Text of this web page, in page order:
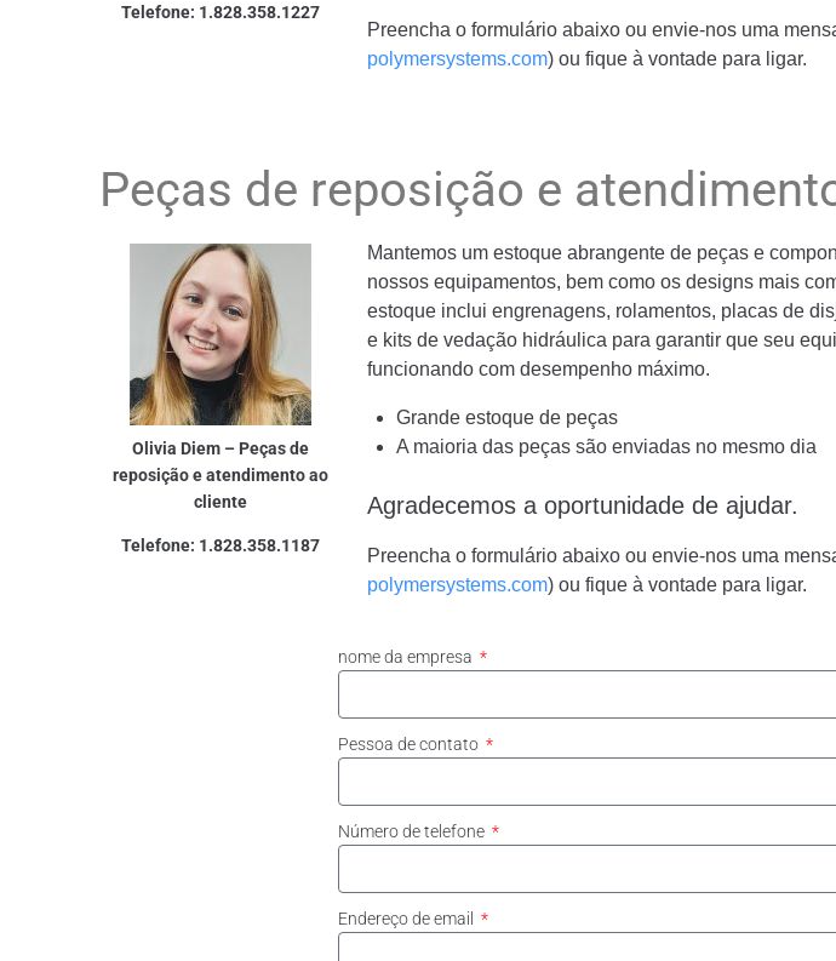
Telefone: 1.828.358.1227
Preencha o formulário abaixo ou envie-nos uma
polymersystems.com) ou fique à vontade para ligar.
Peças de reposição e
Olivia Diem – Peças de
reposição e atendimento ao
cliente
Telefone: 1.828.358.1187
Mantemos um estoque abrangente de peças e
nossos equipamentos, bem como os designs mais
estoque inclui engrenagens, rolamentos, placas de
e kits de vedação hidráulica para garantir que seu
funcionando com desempenho máximo.
Grande estoque de peças
A maioria das peças são enviadas no mesmo dia
Agradecemos a oportunidade de ajudar.
Preencha o formulário abaixo ou envie-nos uma
polymersystems.com) ou fique à vontade para ligar.
nome da empresa
Pessoa de contato
Número de telefone
Endereço de email